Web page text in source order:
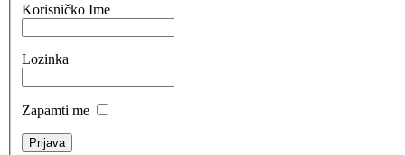
Korisničko Ime
Lozinka
Zapamti me